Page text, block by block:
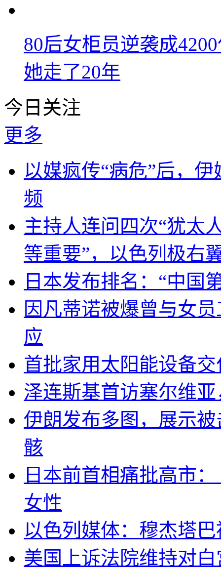
80后女柜员逆袭成
她走了20年
今日关注
更多
以媒疯传“病危”后，
频
主持人连问四次“犹太
等重要”，以色列极右
日本发布排名：“中国
因凡蒂诺被爆曾与女
应
首批家用太阳能设备
泽连斯基首访塞尔维
伊朗发布多图，展示
骸
日本前首相痛批高市
女性
以色列媒体：穆杰塔
美国上诉法院维持对